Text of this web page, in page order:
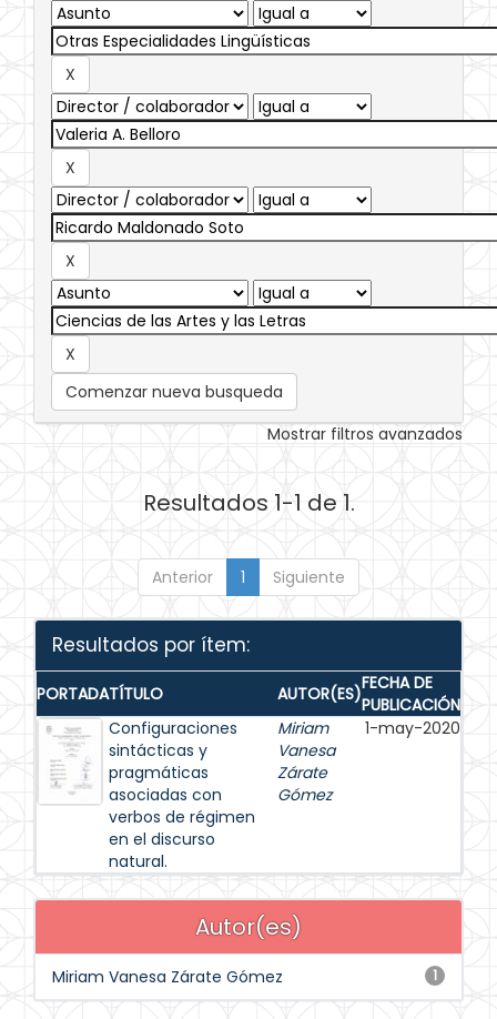
Comenzar nueva busqueda
Mostrar filtros avanzados
Resultados 1-1 de 1.
Anterior 1 Siguiente
Resultados por ítem:
PORTADATÍTULO AUTOR(ES)FECHA DE
PUBLICACIÓN
Configuraciones
sintácticas y
pragmáticas
asociadas con
verbos de régimen
en el discurso
natural.
Miriam
Vanesa
Zárate
Gómez
1-may-2020
Autor(es)
1
Miriam Vanesa Zárate Gómez